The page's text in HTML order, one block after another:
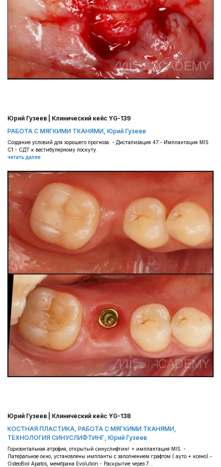
Юрий Гузеев | Клинический кейс YG-139
РАБОТА С МЯГКИМИ ТКАНЯМИ Юрий Гузеев
Создание условий для хорошего прогноза: - Дистализация 47.- Имплантация MIS
C1.- СДТ к вестибулярному лоскуту.
читать далее
Юрий Гузеев | Клинический кейс YG-138
КОСТНАЯ ПЛАСТИКА РАБОТА С МЯГКИМИ ТКАНЯМИ
ТЕХНОЛОГИЯ СИНУСЛИФТИНГ Юрий Гузеев
Горизонтальная атрофия, открытый синуслифтинг + имплантация MIS. -
Латеральное окно, установлены импланты с заполнением графтом ( ауто + ксено).-
OsteoBiol Apatos, мембрана Evolution.- Раскрытие через 7...